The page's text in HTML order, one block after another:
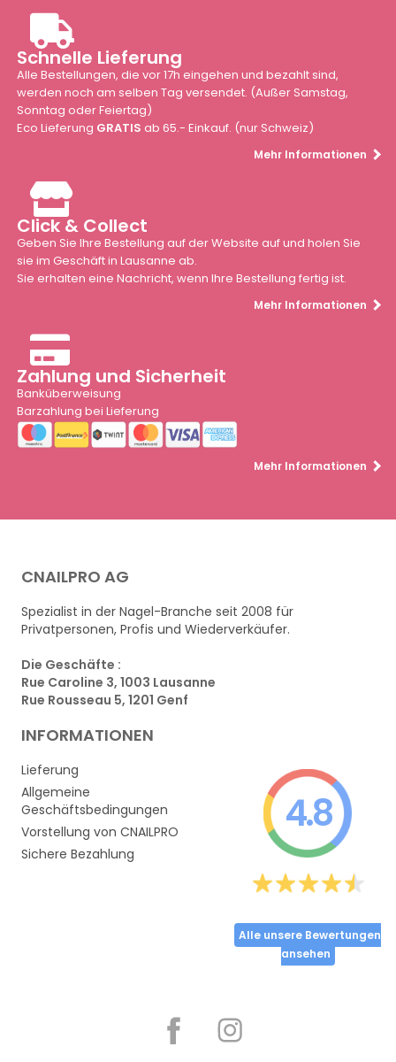
Schnelle Lieferung
Alle Bestellungen, die vor 17h eingehen und bezahlt sind,
werden noch am selben Tag versendet. (Außer Samstag,
Sonntag oder Feiertag)
Eco Lieferung GRATIS ab 65.- Einkauf. (nur Schweiz)
Mehr Informationen
Click & Collect
Geben Sie Ihre Bestellung auf der Website auf und holen Sie
sie im Geschäft in Lausanne ab.
Sie erhalten eine Nachricht, wenn Ihre Bestellung fertig ist.
Mehr Informationen
Zahlung und Sicherheit
Banküberweisung
Barzahlung bei Lieferung
Mehr Informationen
CNAILPRO AG
Spezialist in der Nagel-Branche seit 2008 für
Privatpersonen, Profis und Wiederverkäufer.
Die Geschäfte :
Rue Caroline 3, 1003 Lausanne
Rue Rousseau 5, 1201 Genf
INFORMATIONEN
Lieferung
Allgemeine
Geschäftsbedingungen
Vorstellung von CNAILPRO
Sichere Bezahlung
4.8
Alle unsere Bewertungen
ansehen